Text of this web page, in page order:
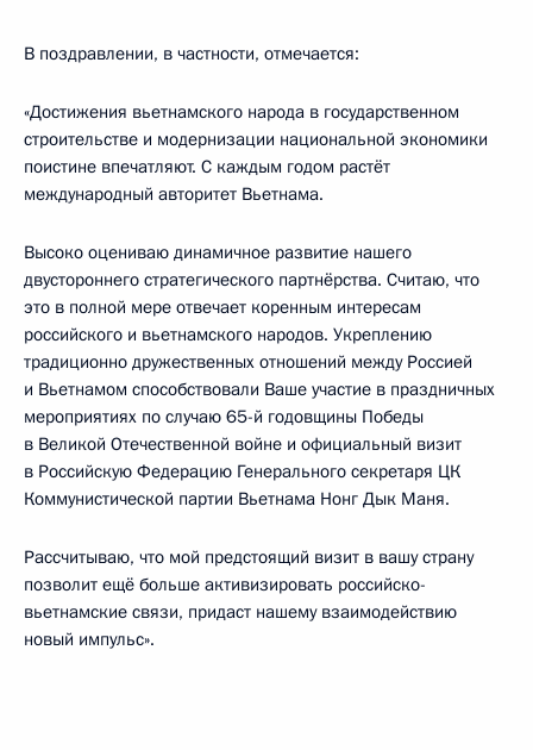
В поздравлении, в частности, отмечается:
«Достижения вьетнамского народа в государственном
строительстве и модернизации национальной экономики
поистине впечатляют. С каждым годом растёт
международный авторитет Вьетнама.
Высоко оцениваю динамичное развитие нашего
двустороннего стратегического партнёрства. Считаю, что
это в полной мере отвечает коренным интересам
российского и вьетнамского народов. Укреплению
традиционно дружественных отношений между Россией
и Вьетнамом способствовали Ваше участие в праздничных
мероприятиях по случаю 65-й годовщины Победы
в Великой Отечественной войне и официальный визит
в Российскую Федерацию Генерального секретаря ЦК
Коммунистической партии Вьетнама Нонг Дык Маня.
Рассчитываю, что мой предстоящий визит в вашу страну
позволит ещё больше активизировать российско-
вьетнамские связи, придаст нашему взаимодействию
новый импульс».